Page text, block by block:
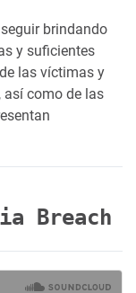
brindando
y suficientes
las víctimas y
así como de las
Breach